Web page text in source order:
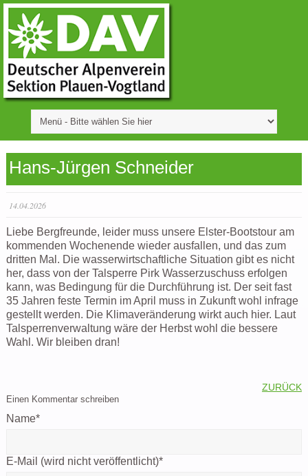
Hans-Jürgen Schneider
14.04.2026
Liebe Bergfreunde, leider muss unsere Elster-Bootstour am
kommenden Wochenende wieder ausfallen, und das zum
dritten Mal. Die wasserwirtschaftliche Situation gibt es nicht
her, dass von der Talsperre Pirk Wasserzuschuss erfolgen
kann, was Bedingung für die Durchführung ist. Der seit fast
35 Jahren feste Termin im April muss in Zukunft wohl infrage
gestellt werden. Die Klimaveränderung wirkt auch hier. Laut
Talsperrenverwaltung wäre der Herbst wohl die bessere
Wahl. Wir bleiben dran!
ZURÜCK
Einen Kommentar schreiben
Name*
E-Mail (wird nicht veröffentlicht)*